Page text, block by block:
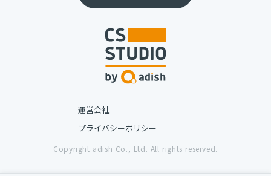
運営会社
プライバシーポリシー
Copyright adish Co., Ltd. All rights reserved.